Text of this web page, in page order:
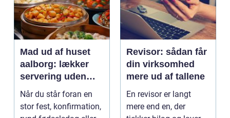
Mad ud af huset
aalborg: lækker
servering uden
stress
Når du står foran en
stor fest, konfirmation,
Revisor: sådan får
din virksomhed
mere ud af tallene
En revisor er langt
mere end en, der